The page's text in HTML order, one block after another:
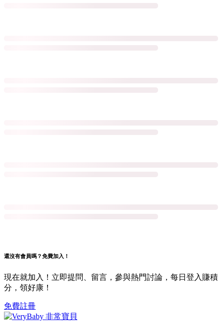
還沒有會員嗎？免費加入！
現在就加入！立即提問、留言，參與熱門討論，每日登入賺積
分，領好康！
免費註冊